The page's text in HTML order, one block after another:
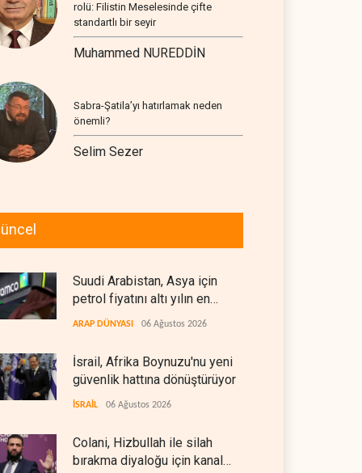
rolü: Filistin Meselesinde çifte
standartlı bir seyir
Muhammed NUREDDİN
Sabra-Şatila’yı hatırlamak neden
önemli?
Selim Sezer
Suudi Arabistan, Asya için
petrol fiyatını altı yılın en
düşüğüne indirdi
ARAP DÜNYASI 06 Ağustos 2026
İsrail, Afrika Boynuzu'nu yeni
güvenlik hattına dönüştürüyor
İSRAİL 06 Ağustos 2026
Colani, Hizbullah ile silah
bırakma diyaloğu için kanal